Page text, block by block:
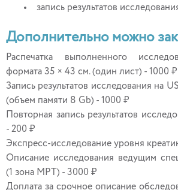
запись результатов
Дополнительно можно
Распечатка выполненного
формата 35 × 43 см. (один лист) - 1000 ₽
Запись результатов исследования на
(объем памяти 8 Gb) - 1000 ₽
Повторная запись результатов
- 200 ₽
Экспресс-исследование уровня
Описание исследования ведущим
(1 зона МРТ) - 3000 ₽
Доплата за срочное описание